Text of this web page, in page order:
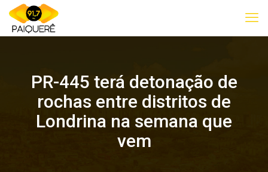
PR-445 terá detonação de
rochas entre distritos de
Londrina na semana que
vem